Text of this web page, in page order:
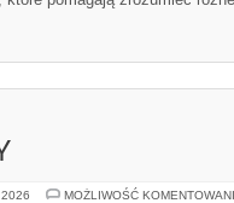
MOŻLIWOŚĆ